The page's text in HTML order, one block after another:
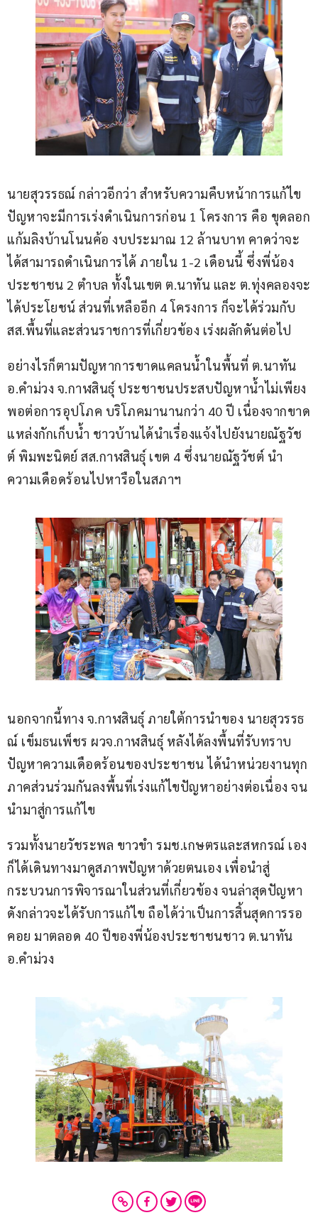
นายสุวรรธณ์ กล่าวอีกว่า สำหรับความคืบหน้าการแก้ไข
ปัญหาจะมีการเร่งดำเนินการก่อน 1 โครงการ คือ ขุดลอก
แก้มลิงบ้านโนนค้อ งบประมาณ 12 ล้านบาท คาดว่าจะ
ได้สามารถดำเนินการได้ ภายใน 1-2 เดือนนี้ ซึ่งพี่น้อง
ประชาชน 2 ตำบล ทั้งในเขต ต.นาทัน และ ต.ทุ่งคลองจะ
ได้ประโยชน์ ส่วนที่เหลืออีก 4 โครงการ ก็จะได้ร่วมกับ
สส.พื้นที่และส่วนราชการที่เกี่ยวข้อง เร่งผลักดันต่อไป
อย่างไรก็ตามปัญหาการขาดแคลนน้ำในพื้นที่ ต.นาทัน
อ.คำม่วง จ.กาฬสินธุ์ ประชาชนประสบปัญหาน้ำไม่เพียง
พอต่อการอุปโภค บริโภคมานานกว่า 40 ปี เนื่องจากขาด
แหล่งกักเก็บน้ำ ชาวบ้านได้นำเรื่องแจ้งไปยังนายณัฐวัช
ต์ พิมพะนิตย์ สส.กาฬสินธุ์ เขต 4 ซึ่งนายณัฐวัชต์ นำ
ความเดือดร้อนไปหารือในสภาฯ
นอกจากนี้ทาง จ.กาฬสินธุ์ ภายใต้การนำของ นายสุวรรธ
ณ์ เข็มธนเพ็ชร ผวจ.กาฬสินธุ์ หลังได้ลงพื้นที่รับทราบ
ปัญหาความเดือดร้อนของประชาชน ได้นำหน่วยงานทุก
ภาคส่วนร่วมกันลงพื้นที่เร่งแก้ไขปัญหาอย่างต่อเนื่อง จน
นำมาสู่การแก้ไข
รวมทั้งนายวัชระพล ขาวขำ รมช.เกษตรและสหกรณ์ เอง
ก็ได้เดินทางมาดูสภาพปัญหาด้วยตนเอง เพื่อนำสู่
กระบวนการพิจารณาในส่วนที่เกี่ยวข้อง จนล่าสุดปัญหา
ดังกล่าวจะได้รับการแก้ไข ถือได้ว่าเป็นการสิ้นสุดการรอ
คอย มาตลอด 40 ปีของพี่น้องประชาชนชาว ต.นาทัน
อ.คำม่วง